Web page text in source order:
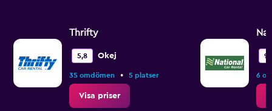
Thrifty
5,8 Okej
35 omdömen • 5 platser
Visa priser
6